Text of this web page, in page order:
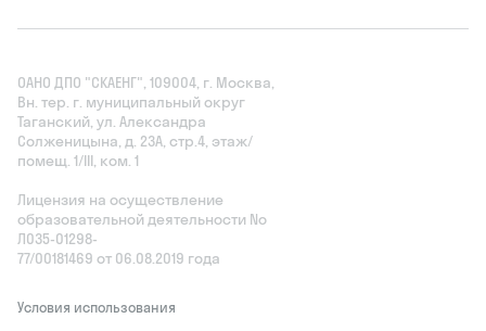
ОАНО ДПО "СКАЕНГ", 109004, г. Москва,
Вн. тер. г. муниципальный округ
Таганский, ул. Александра
Солженицына, д. 23А, стр.4, этаж/
помещ. 1/III, ком. 1
Лицензия на осуществление
образовательной деятельности No
Л035‑01298-
77/00181469 от 06.08.2019 года
Условия использования